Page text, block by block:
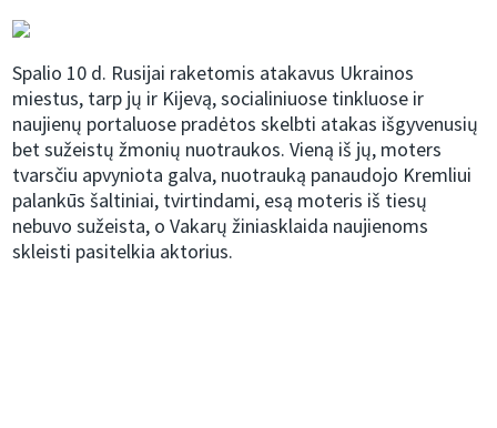
Spalio 10 d. Rusijai raketomis atakavus Ukrainos
miestus, tarp jų ir Kijevą, socialiniuose tinkluose ir
naujienų portaluose pradėtos skelbti atakas išgyvenusių
bet sužeistų žmonių nuotraukos. Vieną iš jų, moters
tvarsčiu apvyniota galva, nuotrauką panaudojo Kremliui
palankūs šaltiniai, tvirtindami, esą moteris iš tiesų
nebuvo sužeista, o Vakarų žiniasklaida naujienoms
skleisti pasitelkia aktorius.